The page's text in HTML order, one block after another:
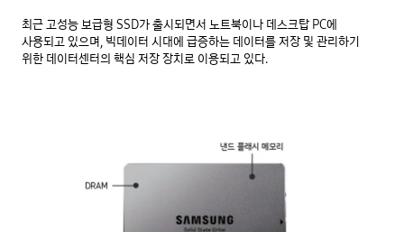
최근 고성능 보급형 SSD가 출시되면서 노트북이나 데스크탑 PC에
사용되고 있으며, 빅데이터 시대에 급증하는 데이터를 저장 및 관리하기